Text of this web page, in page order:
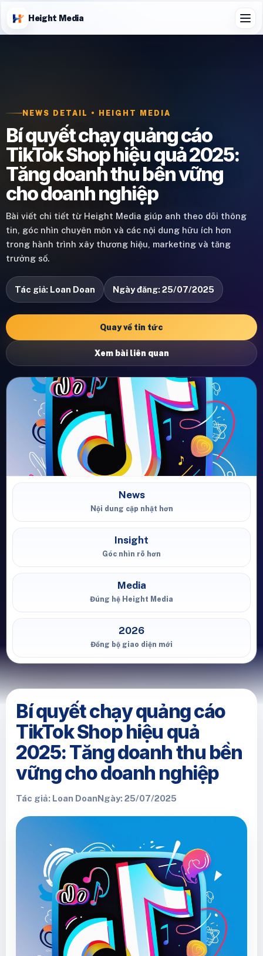
Height Media
NEWS DETAIL • HEIGHT MEDIA
Bí quyết chạy quảng cáo
TikTok Shop hiệu quả 2025:
Tăng doanh thu bền vững
cho doanh nghiệp
Bài viết chi tiết từ Height Media giúp anh theo dõi thông
tin, góc nhìn chuyên môn và các nội dung hữu ích hơn
trong hành trình xây thương hiệu, marketing và tăng
trưởng số.
Tác giả: Loan Doan Ngày đăng: 25/07/2025
Quay về tin tức
Xem bài liên quan
News
Nội dung cập nhật hơn
Insight
Góc nhìn rõ hơn
Media
Đúng hệ Height Media
2026
Đồng bộ giao diện mới
Bí quyết chạy quảng cáo
TikTok Shop hiệu quả
2025: Tăng doanh thu bền
vững cho doanh nghiệp
Tác giả: Loan DoanNgày: 25/07/2025